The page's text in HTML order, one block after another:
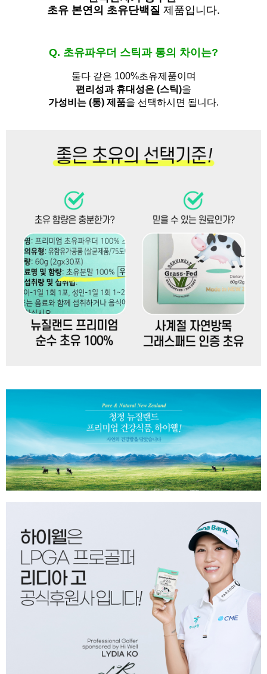
초유 본연의 초유단백질 제품입니다.
Q. 초유파우더 스틱과 통의 차이는?
둘다 같은 100%초유제품이며
편리성과 휴대성은 (스틱)을
가성비는 (통) 제품을 선택하시면 됩니다.